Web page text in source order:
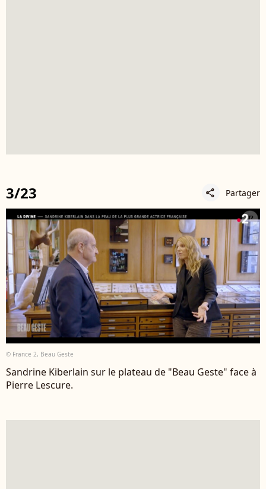
3/23 share Partager
© France 2, Beau Geste
Sandrine Kiberlain sur le plateau de "Beau Geste" face à
Pierre Lescure.